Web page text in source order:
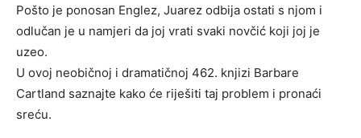
Pošto je ponosan Englez, Juarez odbija ostati s njom i
odlučan je u namjeri da joj vrati svaki novčić koji joj je
uzeo.
U ovoj neobičnoj i dramatičnoj 462. knjizi Barbare
Cartland saznajte kako će riješiti taj problem i pronaći
sreću.